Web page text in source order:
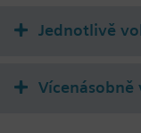
Jednotlivě